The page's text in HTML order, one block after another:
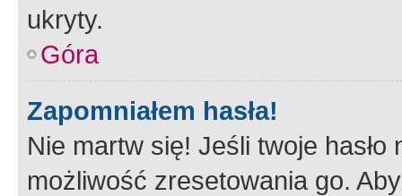
ukryty.
Góra
Zapomniałem hasła!
Nie martw się! Jeśli twoje
możliwość zresetowania go.